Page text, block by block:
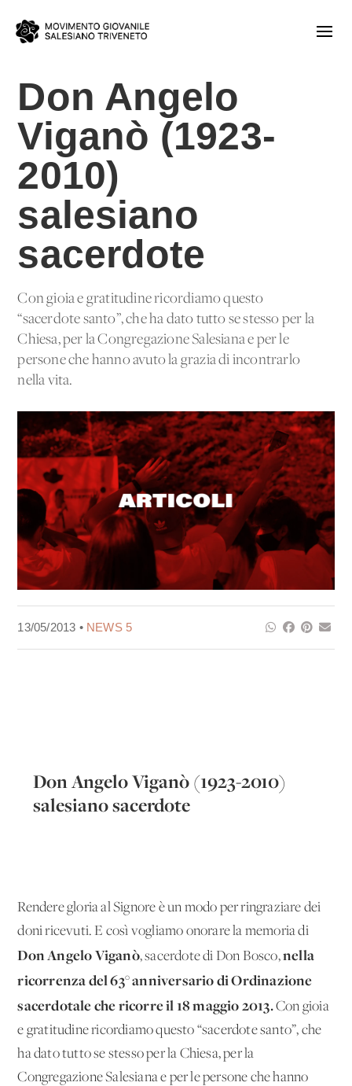
Don Angelo
Viganò (1923-
2010)
salesiano
sacerdote
Con gioia e gratitudine ricordiamo questo
“sacerdote santo”, che ha dato tutto se stesso per la
Chiesa, per la Congregazione Salesiana e per le
persone che hanno avuto la grazia di incontrarlo
nella vita.
13/05/2013 • NEWS 5
Don Angelo Viganò (1923-2010)
salesiano sacerdote
Rendere gloria al Signore è un modo per ringraziare dei
doni ricevuti. E così vogliamo onorare la memoria di
Don Angelo Viganò, sacerdote di Don Bosco,nella
ricorrenza del 63° anniversario di Ordinazione
sacerdotale che ricorre il 18 maggio 2013.Con gioia
e gratitudine ricordiamo questo “sacerdote santo”, che
ha dato tutto se stesso per la Chiesa, per la
Congregazione Salesiana e per le persone che hanno